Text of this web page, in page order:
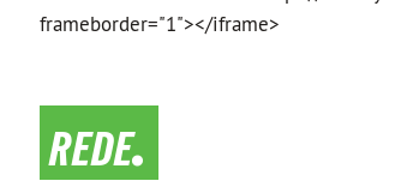
frameborder="1"></iframe>
rede.